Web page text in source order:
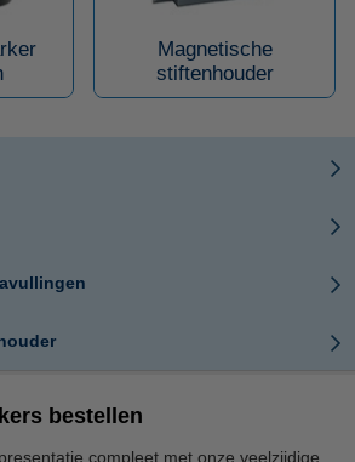
Magnetische
stiftenhouder
bestellen
compleet met onze veelzijdige